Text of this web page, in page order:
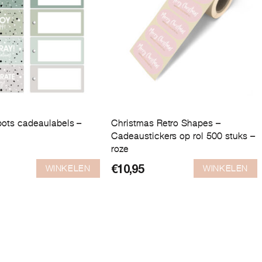
cadeaulabels –
WINKELEN
Christmas Retro Shapes –
Cadeaustickers op rol 500 stuks –
roze
€10,95 WINKELEN